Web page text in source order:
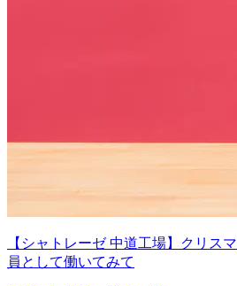
【シャトレーゼ 中道工場】クリス
員として働いてみて